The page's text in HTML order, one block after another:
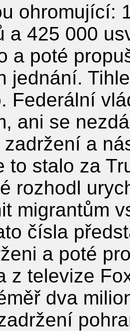
ohromující:
a 425 000
a poté
jednání.
Federální
ani se
zadržení a
to stalo za
rozhodl
migrantům
čísla
a poté
z televize
dva